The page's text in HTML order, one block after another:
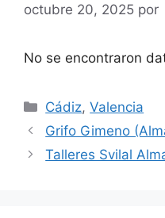
octubre 20, 2025 por
No se encontraron
Categorías
Cádiz,Valencia
Grifo Gimeno
Talleres Svilal